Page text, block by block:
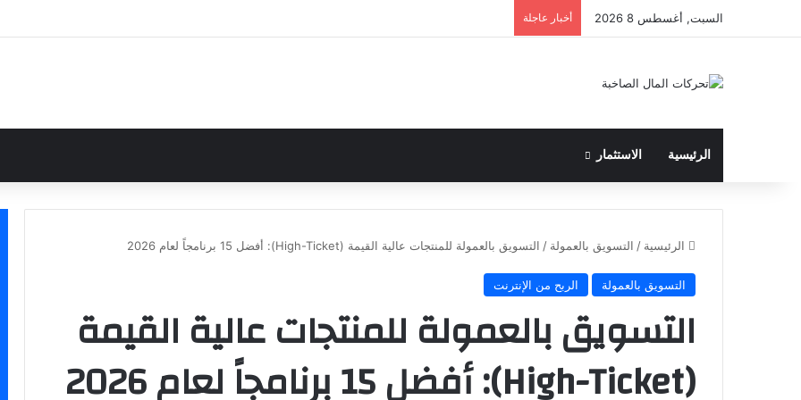
السبت, أغسطس 8 2026 أخبار عاجلة
الرئيسية الاستثمار
الرئيسية / التسويق بالعمولة / التسويق بالعمولة للمنتجات عالية القيمة (High-Ticket): أفضل 15 برنامجاً لعام 2026
التسويق بالعمولة الربح من الإنترنت
التسويق بالعمولة للمنتجات عالية القيمة
(High-Ticket): أفضل 15 برنامجاً لعام 2026